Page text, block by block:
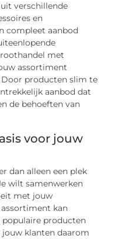
verschillende
en
compleet aanbod
met
assortiment
producten slim te
aanbod dat
de behoeften van
voor jouw
dan alleen een plek
wilt samenwerken
met jouw
kan
populaire producten
jouw klanten daarom